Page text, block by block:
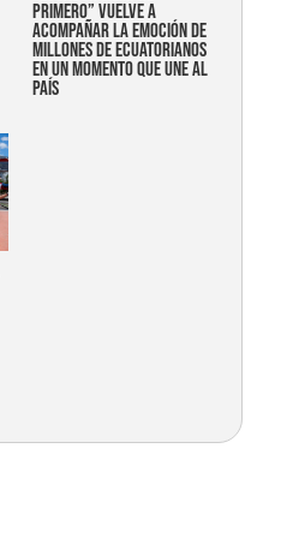
primero” vuelve a
acompañar la emoción de
millones de ecuatorianos
en un momento que une al
país